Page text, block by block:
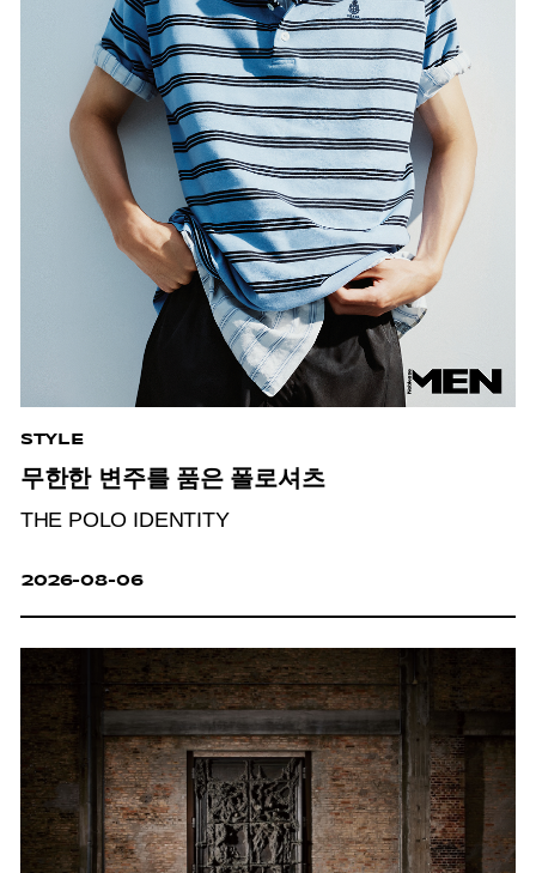
STYLE
무한한 변주를 품은 폴로셔츠
THE POLO IDENTITY
2026-08-06